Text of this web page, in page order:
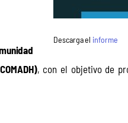
Descarga el informe
, con el objetivo de